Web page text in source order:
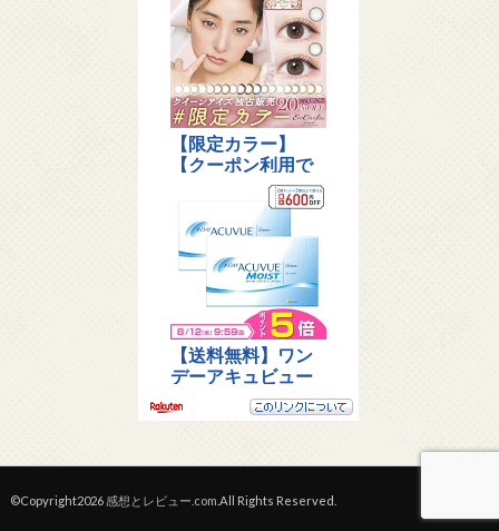
©Copyright2026感想とレビュー.com .All Rights Reserved.